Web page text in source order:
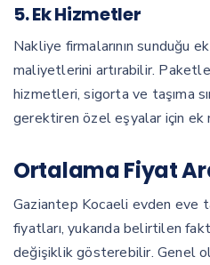
5. Ek Hizmetler
Nakliye firmalarının sunduğu
maliyetlerini artırabilir.
hizmetleri, sigorta ve taşıma
gerektiren özel eşyalar için
Ortalama Fiyat
Gaziantep Kocaeli evden eve
fiyatları, yukarıda belirtilen
değişiklik gösterebilir. Genel